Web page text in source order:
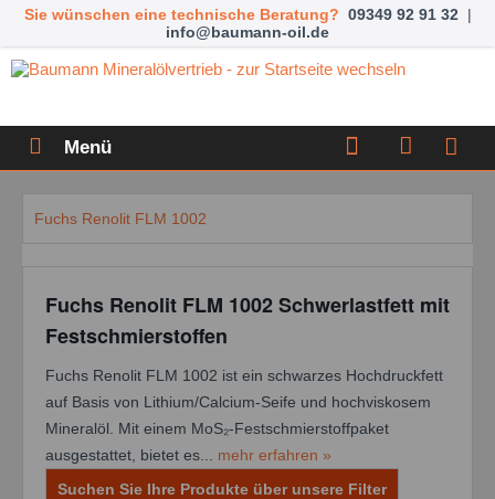
Sie wünschen eine technische Beratung? 09349 92 91 32 |
info@baumann-oil.de
Menü
Fuchs Renolit FLM 1002
Fuchs Renolit FLM 1002 Schwerlastfett mit
Festschmierstoffen
Fuchs Renolit FLM 1002 ist ein schwarzes Hochdruckfett
auf Basis von Lithium/Calcium-Seife und hochviskosem
Mineralöl. Mit einem MoS₂-Festschmierstoffpaket
ausgestattet, bietet es... mehr erfahren »
Suchen Sie Ihre Produkte über unsere Filter